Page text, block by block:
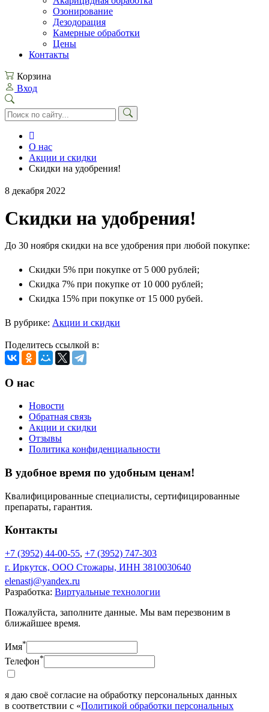
Озонирование
Дезодорация
Камерные обработки
Цены
Контакты
Корзина
Вход
О нас
Акции и скидки
Скидки на удобрения!
8 декабря 2022
Скидки на удобрения!
До 30 ноября скидки на все удобрения при любой покупке:
Скидки 5% при покупке от 5 000 рублей;
Скидка 7% при покупке от 10 000 рублей;
Скидка 15% при покупке от 15 000 рубей.
В рубрике: Акции и скидки
Поделитесь ссылкой в:
О нас
Новости
Обратная связь
Акции и скидки
Отзывы
Политика конфиденциальности
В удобное время по удобным ценам!
Квалифицированные специалисты, сертифицированные
препараты, гарантия.
Контакты
+7 (3952) 44-00-55, +7 (3952) 747-303
г. Иркутск, ООО Стожары, ИНН 3810030640
elenastj@yandex.ru
Разработка: Виртуальные технологии
Пожалуйста, заполните данные. Мы вам перезвоним в
ближайшее время.
Имя*
Телефон*
я даю своё согласие на обработку персональных данных
в соответствии с «Политикой обработки персональных